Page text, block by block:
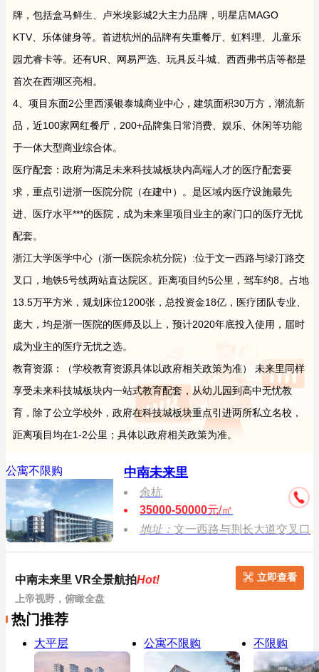
牌，包括盒马鲜生、卢米埃影城2大主力品牌，明星店MAGO
KTV、乐体健身等。首进杭州的品牌有失重餐厅、虹料理、儿童乐
园尤睿卡等。还有UR、网易严选、玩具反斗城、西西弗书店等都是
首次在西湖区亮相。
4、项目东面2公里西溪银泰城商业中心，建筑面积30万方，潮流新
品，近100家网红餐厅，200+品牌集日常消费、娱乐、休闲等功能
于一体大型商业综合体。
医疗配套：政府为满足未来科技城板块内高端人才的医疗配套要
求，重点引进浙一医院分院（在建中）。是区域内医疗设施最先
进、医疗水平***的医院，成为未来里项目业主的家门口的医疗无忧
配套。
浙江大学医学中心（浙一医院余杭分院）:位于文一西路与绿汀路交
叉口，地铁5号线两站直达院区。距离项目约5公里，驾车约8。占地
13.5万平方米，规划床位1200张，总投资金18亿，医疗团队专业、
庞大，均是浙一医院的医师及以上，预计2020年底投入使用，届时
成为业主的医疗无忧之选。
教育资源：（学校教育资源具体以政府相关政策为准） 未来里同样
享受未来科技城板块内一站式教育配套，从幼儿园到高中无忧教
育，除了公立学校外，政府在科技城板块重点引进两所私立名校，
距离项目均在1-2公里；具体以政府相关政策为准。
公寓不限购 中南未来里
余杭
35000-50000元/㎡
地址：文一西路与荆长大道交叉口
中南未来里 VR全景航拍Hot!
上帝视野，俯瞰全盘
立即查看
热门推荐
大平层 公寓不限购 不限购